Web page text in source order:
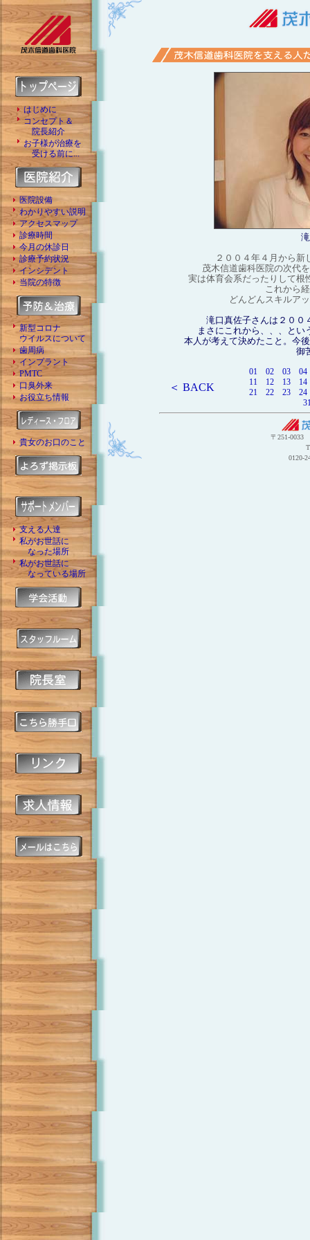
はじめに
コンセプト＆
院長紹介
お子様が治療を
受ける前に...
医院設備
わかりやすい説明
アクセスマップ
診療時間
今月の休診日
診療予約状況
インシデント
当院の特徴
新型コロナ
ウイルスについて
歯周病
インプラント
PMTC
口臭外来
お役立ち情報
貴女のお口のこと
支える人達
私がお世話に
なった場所
私がお世話に
なっている場所
２００４年４月から
茂木信道歯科医院の次代
実は体育会系だったりして根
これから
どんどんスキルア
滝口真佐子さんは２００
まさにこれから、、、と
本人が考えて決めたこと。今
御
＜ BACK
01 02 03
04
11
12 13
14
21
22 23
24
〒251-0033
0120-